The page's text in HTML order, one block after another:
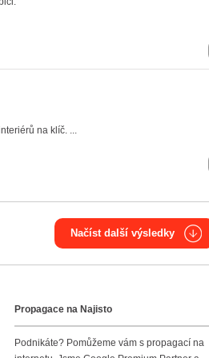
na klíč. ...
Načíst další výsledky
Najisto
Propagace na Najisto
Podnikáte? Pomůžeme vám s propagací na